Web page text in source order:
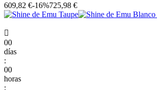
609,82 €-16%725,98 €

00
días
:
00
horas
: